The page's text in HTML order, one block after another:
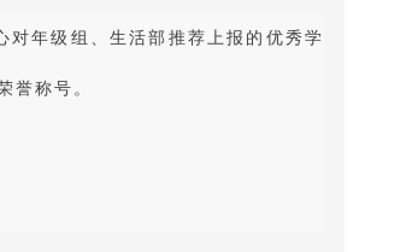
年级组、生活部推荐上报的优秀学
称号。